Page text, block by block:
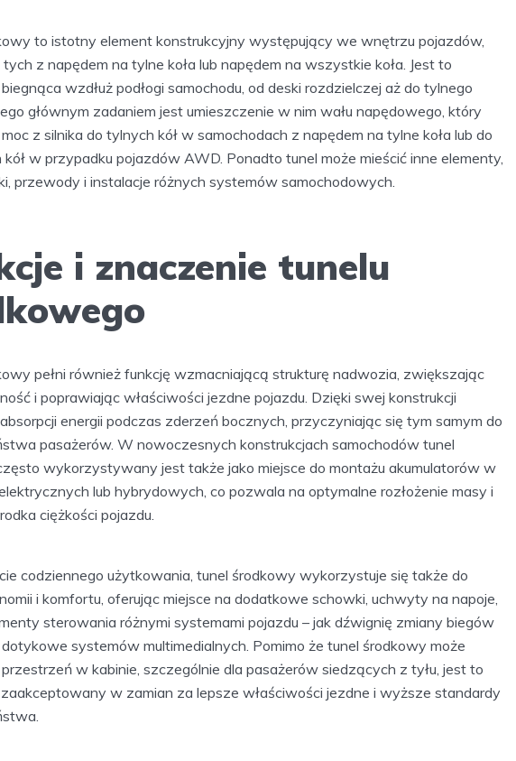
to istotny element konstrukcyjny występujący we wnętrzu pojazdów,
z napędem na tylne koła lub napędem na wszystkie koła. Jest to
wzdłuż podłogi samochodu, od deski rozdzielczej aż do tylnego
głównym zadaniem jest umieszczenie w nim wału napędowego, który
z silnika do tylnych kół w samochodach z napędem na tylne koła lub do
w przypadku pojazdów AWD. Ponadto tunel może mieścić inne elementy,
przewody i instalacje różnych systemów samochodowych.
i znaczenie tunelu
pełni również funkcję wzmacniającą strukturę nadwozia, zwiększając
i poprawiając właściwości jezdne pojazdu. Dzięki swej konstrukcji
energii podczas zderzeń bocznych, przyczyniając się tym samym do
pasażerów. W nowoczesnych konstrukcjach samochodów tunel
wykorzystywany jest także jako miejsce do montażu akumulatorów w
lub hybrydowych, co pozwala na optymalne rozłożenie masy i
ciężkości pojazdu.
codziennego użytkowania, tunel środkowy wykorzystuje się także do
i komfortu, oferując miejsce na dodatkowe schowki, uchwyty na napoje,
sterowania różnymi systemami pojazdu – jak dźwignię zmiany biegów
systemów multimedialnych. Pomimo że tunel środkowy może
w kabinie, szczególnie dla pasażerów siedzących z tyłu, jest to
w zamian za lepsze właściwości jezdne i wyższe standardy